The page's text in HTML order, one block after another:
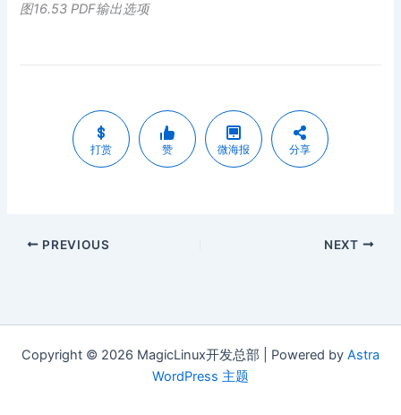
图16.53 PDF输出选项
打赏 赞 微海报 分享
PREVIOUS NEXT
Copyright © 2026 MagicLinux开发总部 | Powered by Astra
WordPress 主题